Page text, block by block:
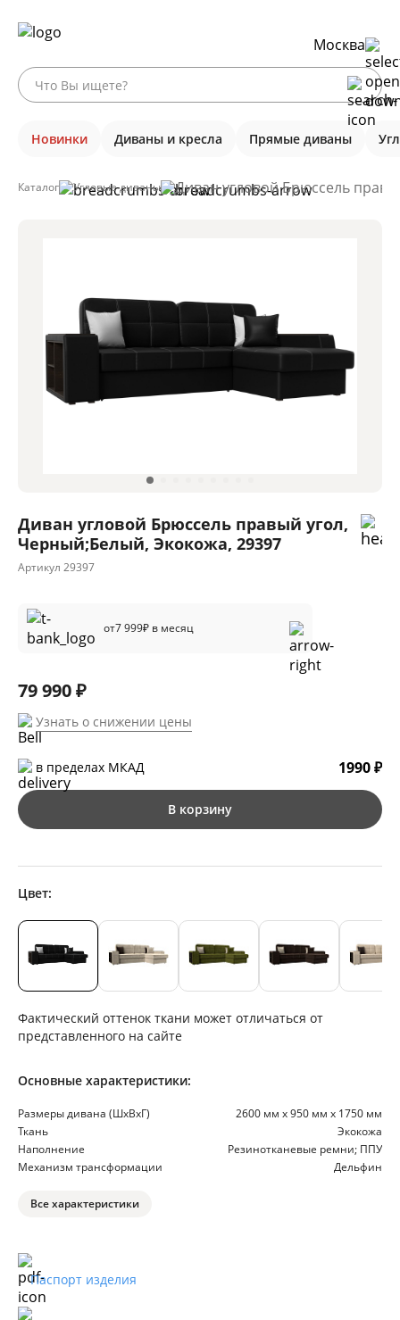
Москва
Новинки Диваны и кресла Прямые диваны
Каталог Угловые диваны Диван угловой Брюссель
Диван угловой Брюссель правый угол,
Черный;Белый, Экокожа, 29397
Артикул 29397
от7 999₽ в месяц
79 990 ₽
Узнать о снижении цены
в пределах МКАД 1990 ₽
В корзину
Цвет:
Фактический оттенок ткани может отличаться от
представленного на сайте
Основные характеристики:
Размеры дивана (ШхВхГ)
2600 мм х 950 мм х 1750 мм
Ткань
Экокожа
Наполнение
Резинотканевые ремни; ППУ
Механизм трансформации
Дельфин
Все характеристики
Паспорт изделия